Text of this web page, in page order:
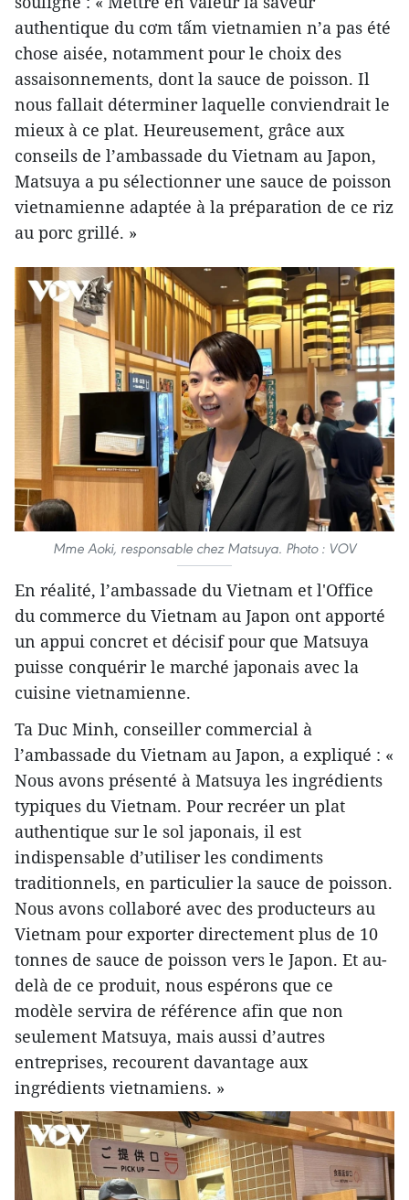
authentique du cơm tấm vietnamien n’a pas été
chose aisée, notamment pour le choix des
assaisonnements, dont la sauce de poisson. Il
nous fallait déterminer laquelle conviendrait le
mieux à ce plat. Heureusement, grâce aux
conseils de l’ambassade du Vietnam au Japon,
Matsuya a pu sélectionner une sauce de poisson
vietnamienne adaptée à la préparation de ce riz
au porc grillé. »
Mme Aoki, responsable chez Matsuya. Photo : VOV
En réalité, l’ambassade du Vietnam et l'Office
du commerce du Vietnam au Japon ont apporté
un appui concret et décisif pour que Matsuya
puisse conquérir le marché japonais avec la
cuisine vietnamienne.
Ta Duc Minh, conseiller commercial à
l’ambassade du Vietnam au Japon, a expliqué : «
Nous avons présenté à Matsuya les ingrédients
typiques du Vietnam. Pour recréer un plat
authentique sur le sol japonais, il est
indispensable d’utiliser les condiments
traditionnels, en particulier la sauce de poisson.
Nous avons collaboré avec des producteurs au
Vietnam pour exporter directement plus de 10
tonnes de sauce de poisson vers le Japon. Et au-
delà de ce produit, nous espérons que ce
modèle servira de référence afin que non
seulement Matsuya, mais aussi d’autres
entreprises, recourent davantage aux
ingrédients vietnamiens. »